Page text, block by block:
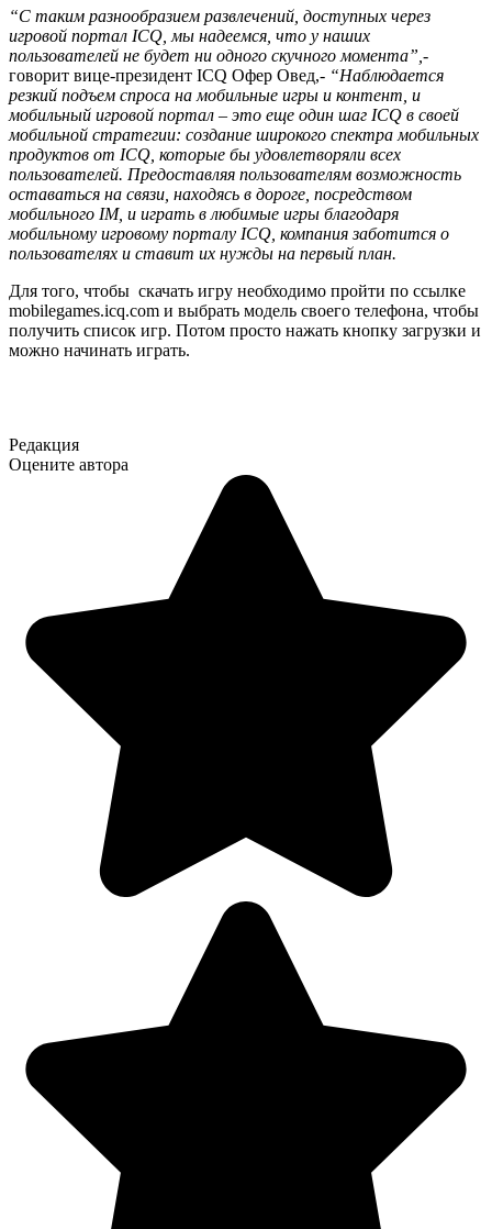
“С таким разнообразием развлечений, доступных через
игровой портал ICQ, мы надеемся, что у наших
пользователей не будет ни одного скучного момента”,-
говорит вице-президент ICQ Офер Овед,- “Наблюдается
резкий подъем спроса на мобильные игры и контент, и
мобильный игровой портал – это еще один шаг ICQ в своей
мобильной стратегии: создание широкого спектра мобильных
продуктов от ICQ, которые бы удовлетворяли всех
пользователей. Предоставляя пользователям возможность
оставаться на связи, находясь в дороге, посредством
мобильного IM, и играть в любимые игры благодаря
мобильному игровому порталу ICQ, компания заботится о
пользователях и ставит их нужды на первый план.
Для того, чтобы скачать игру необходимо пройти по ссылке
mobilegames.icq.com и выбрать модель своего телефона, чтобы
получить список игр. Потом просто нажать кнопку загрузки и
можно начинать играть.
Редакция
Оцените автора